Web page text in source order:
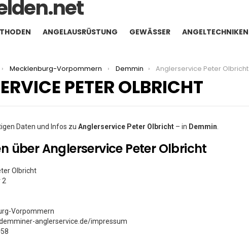
ANGELAUSRÜSTUNG GEWÄSSER ANGELTECHNIKEN
Mecklenburg-Vorpommern Demmin Anglerservice Peter Olbricht
PETER OLBRICHT
Daten und Infos zu Anglerservice Peter Olbricht – in Demmin
über Anglerservice Peter Olbricht
Olbricht
2
Vorpommern
anglerservice.de/impressum